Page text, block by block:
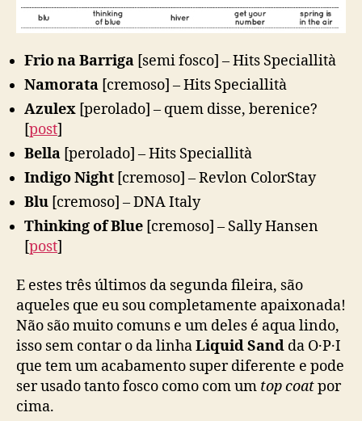
Frio na Barriga [semi fosco] – Hits Speciallità
Namorata [cremoso] – Hits Speciallità
Azulex [perolado] – quem disse, berenice?
[post]
Bella [perolado] – Hits Speciallità
Indigo Night [cremoso] – Revlon ColorStay
Blu [cremoso] – DNA Italy
Thinking of Blue [cremoso] – Sally Hansen
[post]
E estes três últimos da segunda fileira, são
aqueles que eu sou completamente apaixonada!
Não são muito comuns e um deles é aqua lindo,
isso sem contar o da linhaLiquid Sand da O·P·I
que tem um acabamento super diferente e pode
ser usado tanto fosco como com um top coatpor
cima.